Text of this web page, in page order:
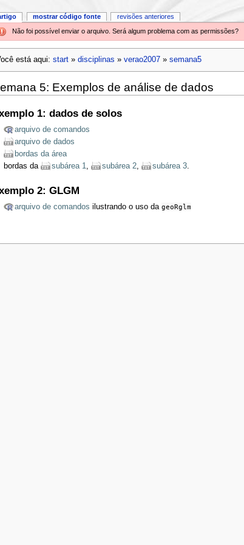
Não foi possível enviar o arquivo. Será algum problema com as permissões?
está aqui: start» disciplinas » verao2007» semana5
5: Exemplos de análise de dados
1: dados de solos
arquivo de comandos
arquivo de dados
bordas da área
bordas da
subárea 1 subárea 2, subárea 3.
2: GLGM
arquivo de comandos ilustrando o uso da geoRglm
mostrar código fonte revisões anteriores